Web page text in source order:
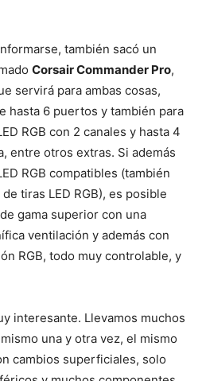
también sacó un
Corsair Commander Pro,
servirá para ambas cosas,
hasta 6 puertos y también para
RGB con 2 canales y hasta 4
entre otros extras. Si además
RGB compatibles (también
tiras LED RGB), es posible
gama superior con una
ventilación y además con
RGB, todo muy controlable, y
interesante. Llevamos muchos
una y otra vez, el mismo
cambios superficiales, solo